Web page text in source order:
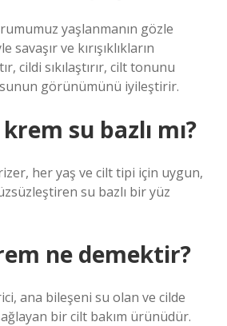
yaşlanmanın gözle
ve kırışıklıkların
cildi sıkılaştırır, cilt tonunu
görünümünü iyileştirir.
su bazlı mı?
her yaş ve cilt tipi için uygun,
su bazlı bir yüz
ne demektir?
ana bileşeni su olan ve cilde
bir cilt bakım ürünüdür.